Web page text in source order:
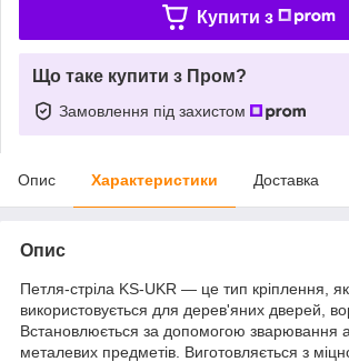
Купити з
Що таке купити з Пром?
Замовлення під захистом
Опис Характеристики Доставка
Опис
Петля-стріла KS-UKR — це тип кріплення,
використовується для дерев'яних дверей,
Встановлюється за допомогою зварювання
металевих предметів. Виготовляється з